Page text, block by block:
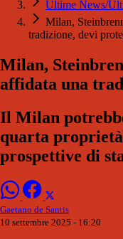
Ultime News/
Milan,
tradizione, devi
Milan,
affidata una
Il Milan
quarta
prospettive di
Gaetano de Santis
10 settembre 2025 - 16:20